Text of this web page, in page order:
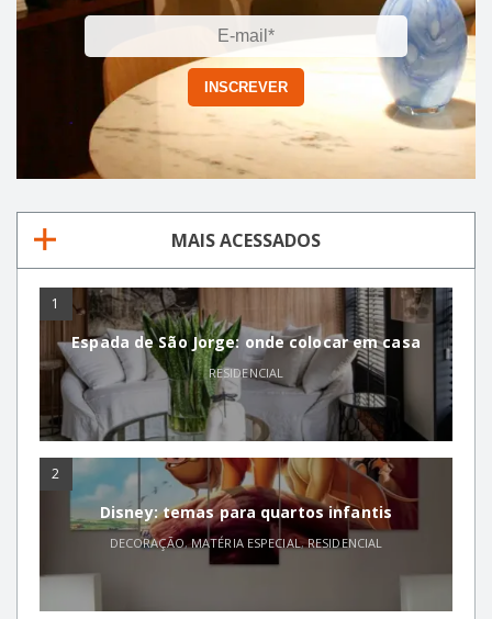
MAIS ACESSADOS
1
Espada de São Jorge: onde colocar em casa
RESIDENCIAL
2
Disney: temas para quartos infantis
DECORAÇÃO,MATÉRIA ESPECIAL,RESIDENCIAL